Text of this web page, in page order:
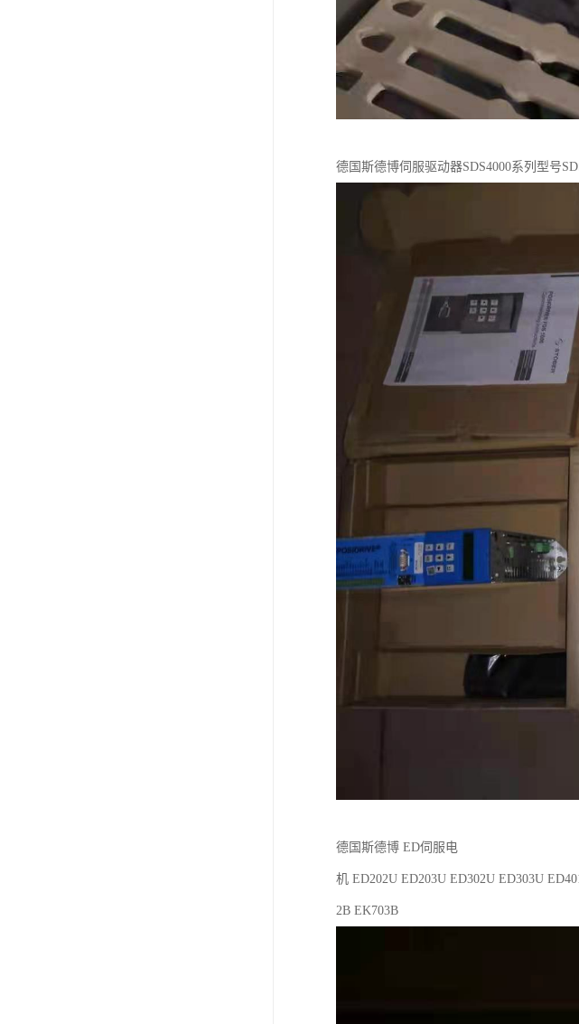
德国斯德博伺服驱动器SDS4000系列型号
德国斯德博 ED伺服电
机 ED202U ED203U ED302U ED303U
2B EK703B